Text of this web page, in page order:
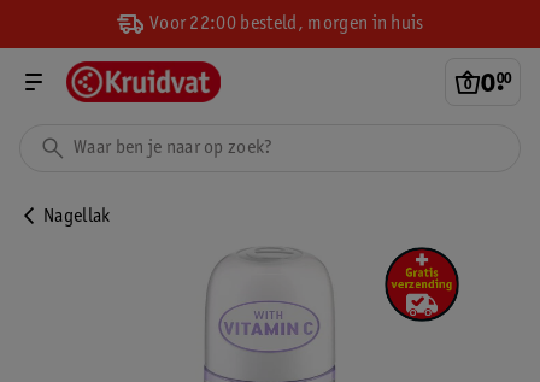
Voor 22:00 besteld, morgen in huis
0.
00
Nagellak